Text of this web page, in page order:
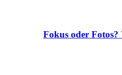
Fokus oder